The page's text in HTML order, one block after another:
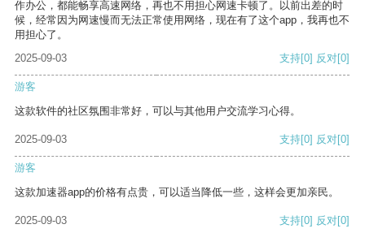
作办公，都能畅享高速网络，再也不用担心网速卡顿了。以前出差的时
候，经常因为网速慢而无法正常使用网络，现在有了这个app，我再也不
用担心了。
2025-09-03
支持[0] 反对[0]
游客
这款软件的社区氛围非常好，可以与其他用户交流学习心得。
2025-09-03 支持[0] 反对[0]
游客
这款加速器app的价格有点贵，可以适当降低一些，这样会更加亲民。
2025-09-03 支持[0] 反对[0]